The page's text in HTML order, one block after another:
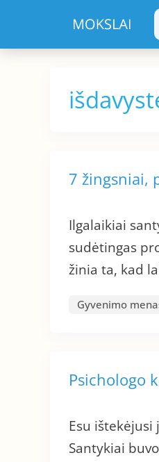
turinio
7 žingsniai,
Ilgalaikiai
sudėtingas
žinia ta, kad
Gyvenimo
Psichologo
Esu
Santykiai